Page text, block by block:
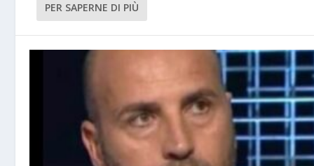
PER SAPERNE DI PIÙ